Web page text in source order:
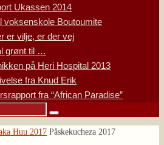
Ukassen 2014
voksenskole Boutoumite
er vilje, er der vej
grønt til …
på Heri Hospital 2013
fra Knud Erik
fra “African Paradise”
Søg
Huu 2017 Påskekucheza 2017